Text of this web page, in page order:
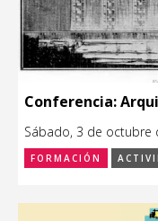
Conferencia:
Sábado, 3 de octubre
FORMACIÓN